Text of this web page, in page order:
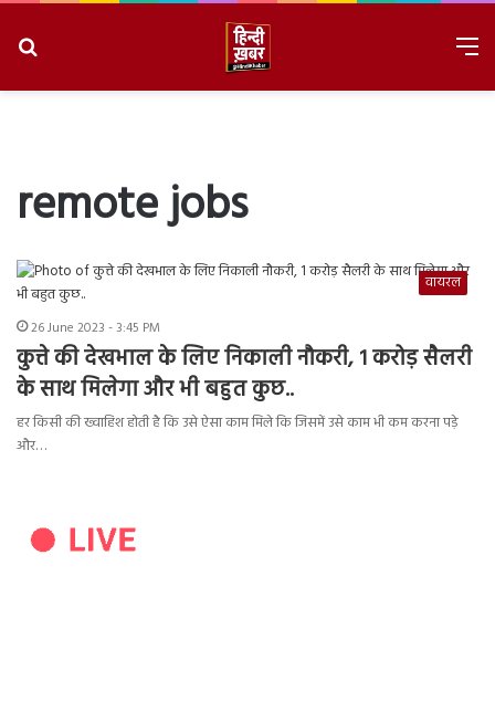
remote jobs
वायरल
26 June 2023 - 3:45 PM
कुत्ते की देखभाल के लिए निकाली नौकरी, 1 करोड़ सैलरी
के साथ मिलेगा और भी बहुत कुछ..
हर किसी की ख्वाहिश होती है कि उसे ऐसा काम मिले कि जिसमें उसे काम भी कम करना पड़े
और…